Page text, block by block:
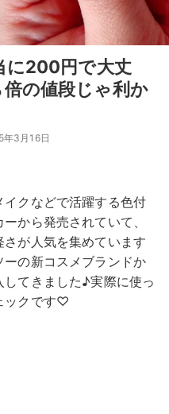
に200円で大丈
の値段じゃ利か
年3月16日
クなどで活躍する色付
から発売されていて、
が人気を集めています
の新コスメブランドか
てきました♪実際に使っ
ックです♡